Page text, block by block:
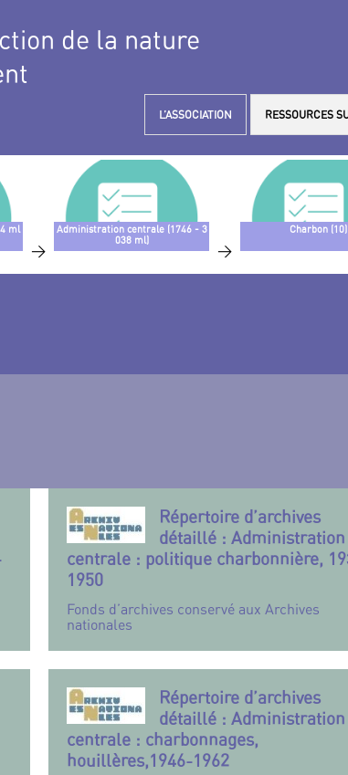
de la nature
L’ASSOCIATION RESSOURCES
ml
>
Administration centrale (1746 - 3
038 ml)
>
Charbon (10)
Répertoire d’archives
détaillé : Administration
centrale : politique charbonnière,
1950
Fonds d’archives conservé aux Archives
nationales
Répertoire d’archives
détaillé : Administration
centrale : charbonnages,
houillères,1946-1962